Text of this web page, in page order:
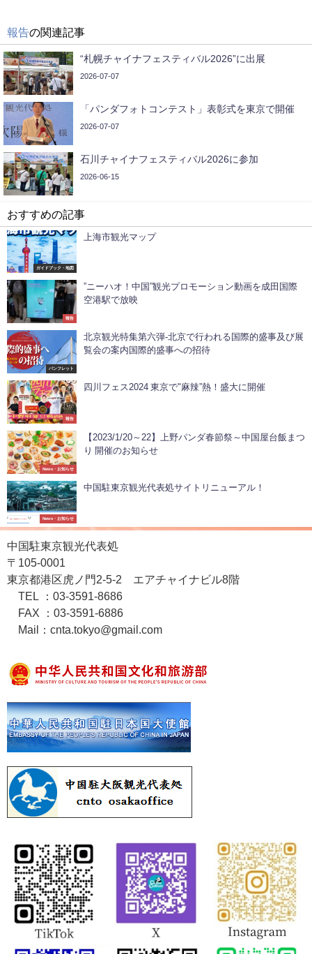
報告の関連記事
“札幌チャイナフェスティバル2026”に出展
2026-07-07
「パンダフォトコンテスト」表彰式を東京で開催
2026-07-07
石川チャイナフェスティバル2026に参加
2026-06-15
おすすめの記事
ガイドブック・地図
上海市観光マップ
報告
”ニーハオ！中国”観光プロモーション動画を成田国際
空港駅で放映
パンフレット
北京観光特集第六弾-北京で行われる国際的盛事及び展
覧会の案内国際的盛事への招待
報告
四川フェス2024 東京で"麻辣”熱！盛大に開催
News・お知らせ
【2023/1/20～22】上野パンダ春節祭～中国屋台飯まつ
り 開催のお知らせ
News・お知らせ
中国駐東京観光代表処サイトリニューアル！
中国駐東京観光代表処
〒105-0001
東京都港区虎ノ門2-5-2 エアチャイナビル8階
TEL ：03-3591-8686
FAX ：03-3591-6886
Mail：cnta.tokyo@gmail.com